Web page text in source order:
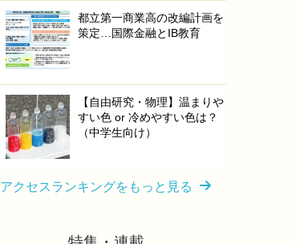
都立第一商業高の改編計画を
策定…国際金融とIB教育
【自由研究・物理】温まりや
すい色 or 冷めやすい色は？
（中学生向け）
アクセスランキングをもっと見る